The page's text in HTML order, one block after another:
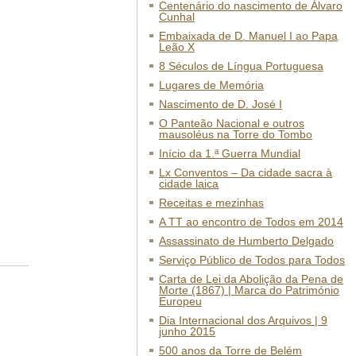
Centenário do nascimento de Álvaro
Cunhal
Embaixada de D. Manuel I ao Papa
Leão X
8 Séculos de Língua Portuguesa
Lugares de Memória
Nascimento de D. José I
O Panteão Nacional e outros
mausoléus na Torre do Tombo
Início da 1.ª Guerra Mundial
Lx Conventos – Da cidade sacra à
cidade laica
Receitas e mezinhas
A TT ao encontro de Todos em 2014
Assassinato de Humberto Delgado
Serviço Público de Todos para Todos
Carta de Lei da Abolição da Pena de
Morte (1867) | Marca do Património
Europeu
Dia Internacional dos Arquivos | 9
junho 2015
500 anos da Torre de Belém